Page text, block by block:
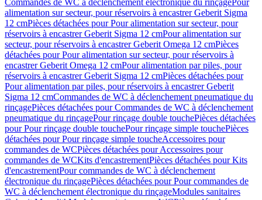
Commandes de WC à déclenchement électronique du rinçagePour
alimentation sur secteur, pour réservoirs à encastrer Geberit Sigma
12 cmPièces détachées pour Pour alimentation sur secteur, pour
réservoirs à encastrer Geberit Sigma 12 cmPour alimentation sur
secteur, pour réservoirs à encastrer Geberit Omega 12 cmPièces
détachées pour Pour alimentation sur secteur, pour réservoirs à
encastrer Geberit Omega 12 cmPour alimentation par piles, pour
réservoirs à encastrer Geberit Sigma 12 cmPièces détachées pour
Pour alimentation par piles, pour réservoirs à encastrer Geberit
Sigma 12 cmCommandes de WC à déclenchement pneumatique du
rinçagePièces détachées pour Commandes de WC à déclenchement
pneumatique du rinçagePour rinçage double touchePièces détachées
pour Pour rinçage double touchePour rinçage simple touchePièces
détachées pour Pour rinçage simple toucheAccessoires pour
commandes de WCPièces détachées pour Accessoires pour
commandes de WCKits d'encastrementPièces détachées pour Kits
d'encastrementPour commandes de WC à déclenchement
électronique du rinçagePièces détachées pour Pour commandes de
WC à déclenchement électronique du rinçageModules sanitaires